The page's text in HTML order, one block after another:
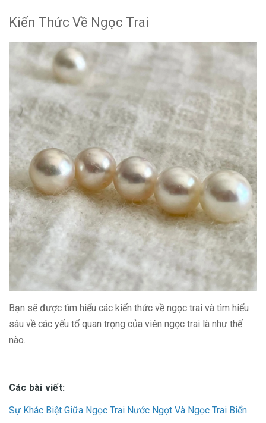
Kiến Thức Về Ngọc Trai
Bạn sẽ được tìm hiểu các kiến thức về ngọc trai và tìm hiểu
sâu về các yếu tố quan trọng của viên ngọc trai là như thế
nào.
Các bài viết:
Sự Khác Biệt Giữa Ngọc Trai Nước Ngọt Và Ngọc Trai Biển